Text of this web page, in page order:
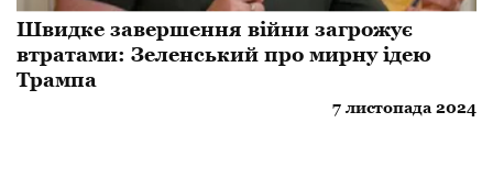
Швидке завершення війни загрожує
втратами: Зеленський про мирну ідею
Трампа
7 листопада 2024